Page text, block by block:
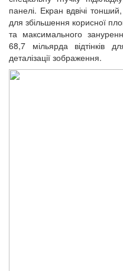
панелі. Екран вдвічі
для збільшення корисної
та максимального
68,7 мільярда відтінків
деталізації зображення.